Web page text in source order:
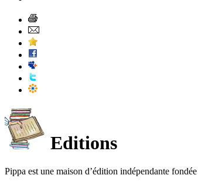
Editions
Pippa est une maison d’édition indépendante